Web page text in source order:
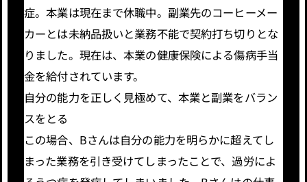
症。本業は現在まで休職中。副業先のコーヒーメー
カーとは未納品扱いと業務不能で契約打ち切りとな
りました。現在は、本業の健康保険による傷病手当
金を給付されています。
自分の能力を正しく見極めて、本業と副業をバラン
スをとる
この場合、Bさんは自分の能力を明らかに超えてし
まった業務を引き受けてしまったことで、過労によ